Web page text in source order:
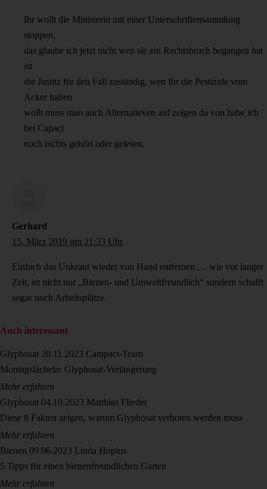
Ihr wollt die Ministerin mit einer Unterschriftensammlung
stoppen,
das glaube ich jetzt nicht wen sie ein Rechtsbruch begangen hat
ist
die Justitz für den Fall zuständig, wen Ihr die Pestizide vom
Acker haben
wollt muss man auch Alternatieven auf zeigen da von habe ich
bei Capact
noch nichts gehört oder gelesen.
Gerhard
15. März 2019 um 21:33 Uhr
Einfach das Unkraut wieder von Hand entfernen … wie vor langer
Zeit, ist nicht nur „Bienen- und Umweltfreundlich“ sondern schafft
sogar noch Arbeitsplätze.
Auch interessant
Glyphosat 20.11.2023 Campact-Team
Montagslächeln: Glyphosat-Verlängerung
Mehr erfahren
Glyphosat 04.10.2023 Matthias Flieder
Diese 8 Fakten zeigen, warum Glyphosat verboten werden muss
Mehr erfahren
Bienen 09.06.2023 Linda Hopius
5 Tipps für einen bienenfreundlichen Garten
Mehr erfahren